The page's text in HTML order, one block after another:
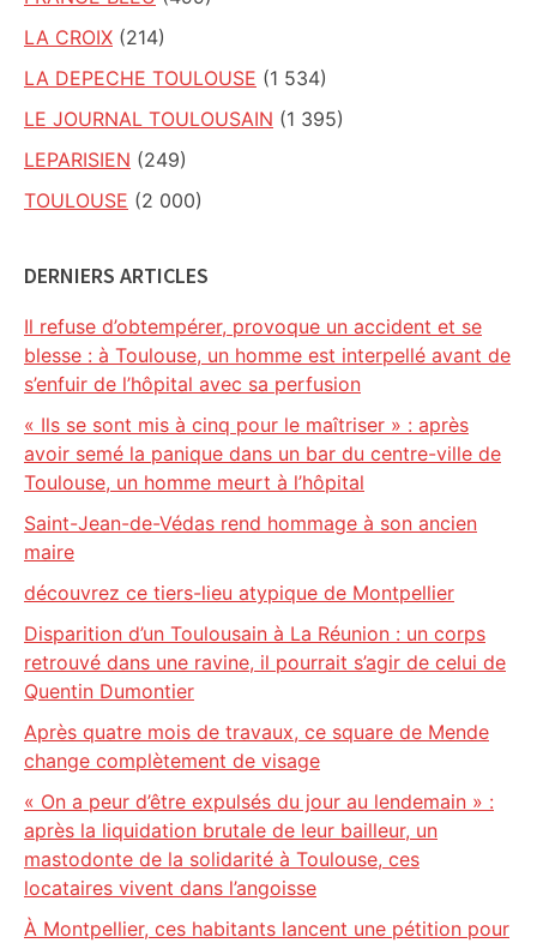
LA CROIX (214)
LA DEPECHE TOULOUSE (1 534)
LE JOURNAL TOULOUSAIN (1 395)
LEPARISIEN (249)
TOULOUSE (2 000)
DERNIERS ARTICLES
Il refuse d’obtempérer, provoque un accident et se
blesse : à Toulouse, un homme est interpellé avant de
s’enfuir de l’hôpital avec sa perfusion
« Ils se sont mis à cinq pour le maîtriser » : après
avoir semé la panique dans un bar du centre-ville de
Toulouse, un homme meurt à l’hôpital
Saint-Jean-de-Védas rend hommage à son ancien
maire
découvrez ce tiers-lieu atypique de Montpellier
Disparition d’un Toulousain à La Réunion : un corps
retrouvé dans une ravine, il pourrait s’agir de celui de
Quentin Dumontier
Après quatre mois de travaux, ce square de Mende
change complètement de visage
« On a peur d’être expulsés du jour au lendemain » :
après la liquidation brutale de leur bailleur, un
mastodonte de la solidarité à Toulouse, ces
locataires vivent dans l’angoisse
À Montpellier, ces habitants lancent une pétition pour